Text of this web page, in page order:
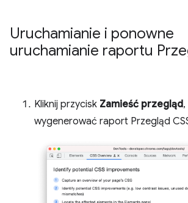
Uruchamianie i ponowne
uruchamianie raportu
Kliknij przycisk Zamieść przegląd
wygenerować raport Przegląd